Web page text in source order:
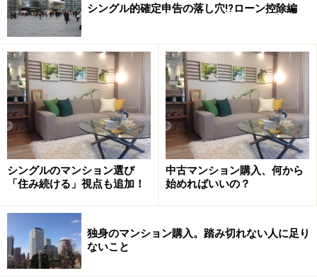
シングル的確定申告の落し穴!?ローン控除編
シングルのマンション選び
「住み続ける」視点も追加！
中古マンション購入、何から
始めればいいの？
独身のマンション購入。踏み切れない人に足り
ないこと